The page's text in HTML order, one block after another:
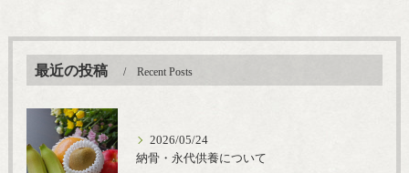
最近の投稿 Recent Posts
2026/05/24
納骨・永代供養について